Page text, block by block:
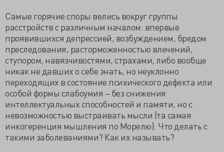
Самые горячие споры велись вокруг группы
расстройств с различным началом: впервые
проявившихся депрессией, возбуждением, бредом
преследования, расторможенностью влечений,
ступором, навязчивостями, страхами, либо вообще
никак не давших о себе знать, но неуклонно
переходящих в состояние психического дефекта или
особой формы слабоумия – без снижения
интеллектуальных способностей и памяти, но с
невозможностью выстраивать мысли (та самая
инкогеренция мышления по Морелю). Что делать с
такими заболеваниями? Как их называть?